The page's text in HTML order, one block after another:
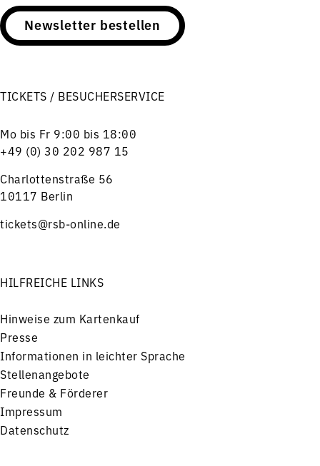
Newsletter bestellen
TICKETS / BESUCHERSERVICE
Mo bis Fr 9:00 bis 18:00
+49 (0) 30 202 987 15
Charlottenstraße 56
10117 Berlin
tickets@rsb-online.de
HILFREICHE LINKS
Hinweise zum Kartenkauf
Presse
Informationen in leichter Sprache
Stellenangebote
Freunde & Förderer
Impressum
Datenschutz